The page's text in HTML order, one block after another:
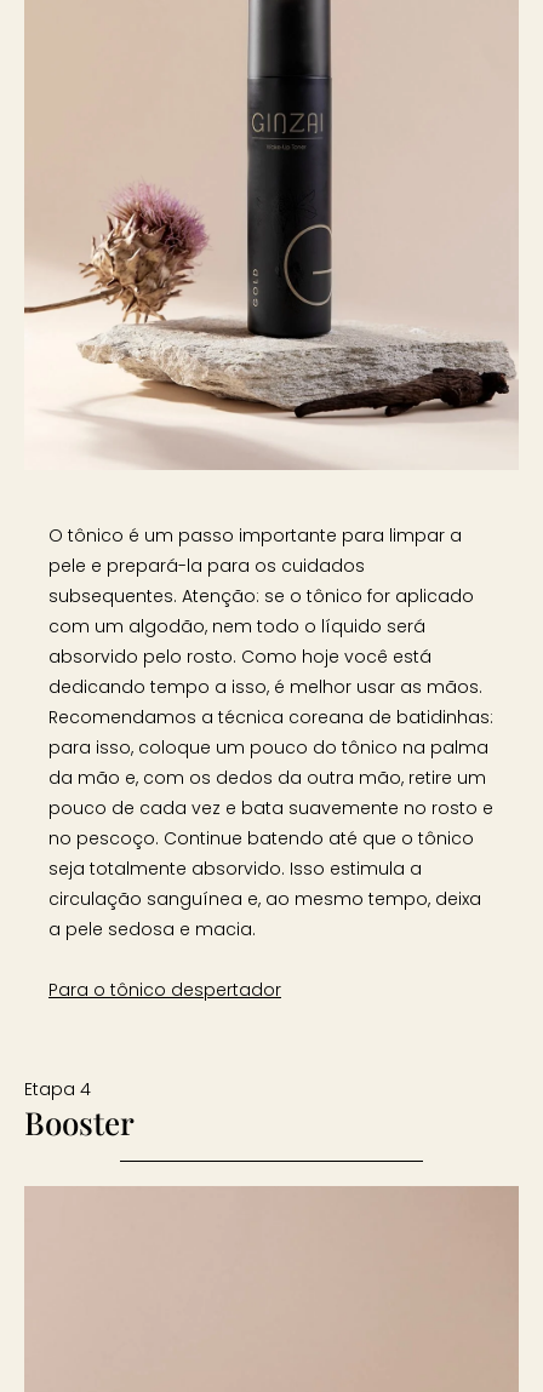
O tônico é um passo importante para limpar a
pele e prepará-la para os cuidados
subsequentes. Atenção: se o tônico for aplicado
com um algodão, nem todo o líquido será
absorvido pelo rosto. Como hoje você está
dedicando tempo a isso, é melhor usar as mãos.
Recomendamos a técnica coreana de batidinhas:
para isso, coloque um pouco do tônico na palma
da mão e, com os dedos da outra mão, retire um
pouco de cada vez e bata suavemente no rosto e
no pescoço. Continue batendo até que o tônico
seja totalmente absorvido. Isso estimula a
circulação sanguínea e, ao mesmo tempo, deixa
a pele sedosa e macia.
Para o tônico despertador
Etapa 4
Booster